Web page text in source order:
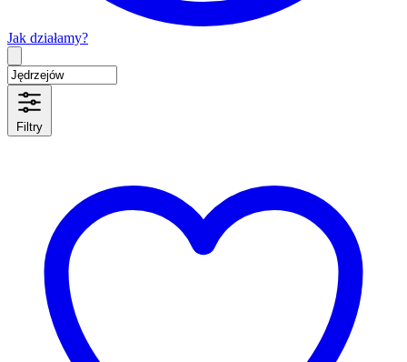
Jak działamy?
Filtry